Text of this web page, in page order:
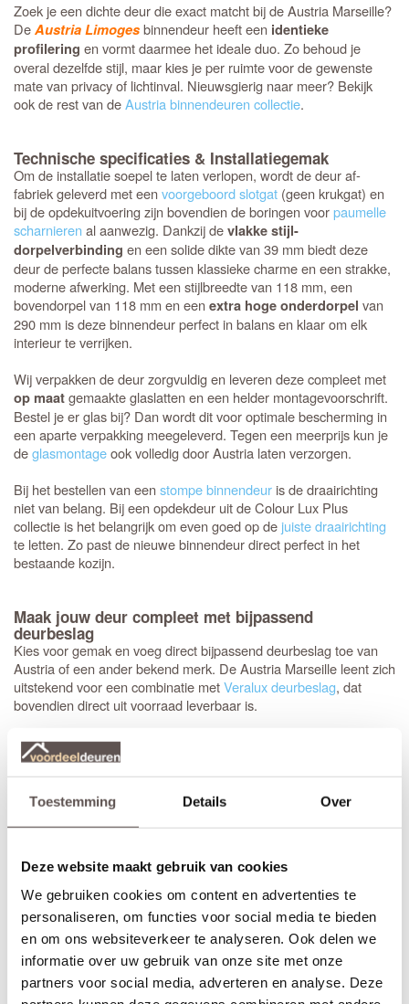
Toestemming Details Over
Deze website maakt gebruik van cookies
We gebruiken cookies om content en advertenties te
personaliseren, om functies voor social media te bieden
en om ons websiteverkeer te analyseren. Ook delen we
informatie over uw gebruik van onze site met onze
partners voor social media, adverteren en analyse. Deze
Zoek je een dichte deur die exact matcht bij de Austria Marseille?
DeAustria Limogesbinnendeur heeft een identieke
profilering en vormt daarmee het ideale duo. Zo behoud je
overal dezelfde stijl, maar kies je per ruimte voor de gewenste
mate van privacy of lichtinval. Nieuwsgierig naar meer? Bekijk
ook de rest van deAustria binnendeuren collectie.
Technische specificaties & Installatiegemak
Om de installatie soepel te laten verlopen, wordt de deur af-
fabriek geleverd met eenvoorgeboord slotgat (geen krukgat) en
bij de opdekuitvoering zijn bovendien de boringen voorpaumelle
scharnieren al aanwezig. Dankzij devlakke stijl-
dorpelverbinding en een solide dikte van 39 mm biedt deze
deur de perfecte balans tussen klassieke charme en een strakke,
moderne afwerking. Met een stijlbreedte van 118 mm, een
bovendorpel van 118 mm en eenextra hoge onderdorpel van
290 mm is deze binnendeur perfect in balans en klaar om elk
interieur te verrijken.
Wij verpakken de deur zorgvuldig en leveren deze compleet met
op maatgemaakte glaslatten en een helder montagevoorschrift.
Bestel je er glas bij? Dan wordt dit voor optimale bescherming in
een aparte verpakking meegeleverd. Tegen een meerprijs kun je
deglasmontageook volledig door Austria laten verzorgen.
Bij het bestellen van eenstompe binnendeur is de draairichting
niet van belang. Bij een opdekdeur uit de Colour Lux Plus
collectie is het belangrijk om even goed op de juiste draairichting
te letten. Zo past de nieuwe binnendeur direct perfect in het
bestaande kozijn.
Maak jouw deur compleet met bijpassend
deurbeslag
Kies voor gemak en voeg direct bijpassend deurbeslag toe van
Austria of een ander bekend merk. De Austria Marseille leent zich
uitstekend voor een combinatie metVeralux deurbeslag, dat
bovendien direct uit voorraad leverbaar is.
Het advies is om stompe deuren altijd af te hangen met drie
scharnieren. Meestal wordt gekozen voor een
kogellagerscharnier met ronde hoeken. Met het juiste
gereedschap, zoals een freesmal, worden deze uitsparingen snel
en vakkundig ingefreesd voor een strak resultaat.
de hal en de woonkamer, zeker als de voordeur niet volledig
tochtvrij sluit. Voor slaapkamers is een valdorpel handig om geluid
te dempen. Houd er rekening mee dat de luchtventilatie bij een
gesloten deur vermindert; dit is de afweging bij de keuze voor een
tochtvaldorpel.
Inkorten of op maat bestellen?